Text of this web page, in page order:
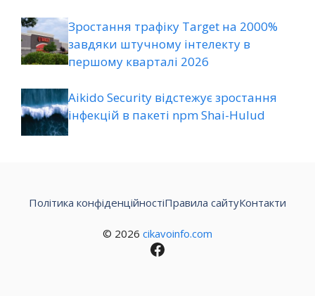
Зростання трафіку Target на 2000%
завдяки штучному інтелекту в
першому кварталі 2026
Aikido Security відстежує зростання
інфекцій в пакеті npm Shai-Hulud
© 2026 cikavoinfo.com
Політика конфіденційностіПравила сайтуКонтакти
Facebook